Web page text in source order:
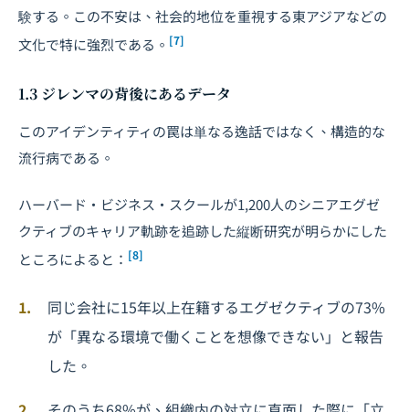
験する。この不安は、社会的地位を重視する東アジアなどの
文化で特に強烈である。 [7]
1.3 ジレンマの背後にあるデータ
このアイデンティティの罠は単なる逸話ではなく、構造的な
流行病である。
ハーバード・ビジネス・スクールが1,200人のシニアエグゼ
クティブのキャリア軌跡を追跡した縦断研究が明らかにした
ところによると： [8]
同じ会社に15年以上在籍するエグゼクティブの73%
が「異なる環境で働くことを想像できない」と報告
した。